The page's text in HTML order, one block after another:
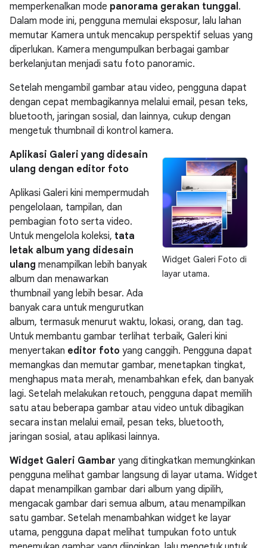
memperkenalkan mode panorama gerakan tunggal.
Dalam mode ini, pengguna memulai eksposur, lalu lahan
memutar Kamera untuk mencakup perspektif seluas yang
diperlukan. Kamera mengumpulkan berbagai gambar
berkelanjutan menjadi satu foto panoramic.
Setelah mengambil gambar atau video, pengguna dapat
dengan cepat membagikannya melalui email, pesan teks,
bluetooth, jaringan sosial, dan lainnya, cukup dengan
mengetuk thumbnail di kontrol kamera.
Widget Galeri Foto di
layar utama.
Aplikasi Galeri yang didesain
ulang dengan editor foto
Aplikasi Galeri kini mempermudah
pengelolaan, tampilan, dan
pembagian foto serta video.
Untuk mengelola koleksi, tata
letak album yang didesain
ulang menampilkan lebih banyak
album dan menawarkan
thumbnail yang lebih besar. Ada
banyak cara untuk mengurutkan
album, termasuk menurut waktu, lokasi, orang, dan tag.
Untuk membantu gambar terlihat terbaik, Galeri kini
menyertakan editor foto yang canggih. Pengguna dapat
memangkas dan memutar gambar, menetapkan tingkat,
menghapus mata merah, menambahkan efek, dan banyak
lagi. Setelah melakukan retouch, pengguna dapat memilih
satu atau beberapa gambar atau video untuk dibagikan
secara instan melalui email, pesan teks, bluetooth,
jaringan sosial, atau aplikasi lainnya.
Widget Galeri Gambar yang ditingkatkan memungkinkan
pengguna melihat gambar langsung di layar utama. Widget
dapat menampilkan gambar dari album yang dipilih,
mengacak gambar dari semua album, atau menampilkan
satu gambar. Setelah menambahkan widget ke layar
utama, pengguna dapat melihat tumpukan foto untuk